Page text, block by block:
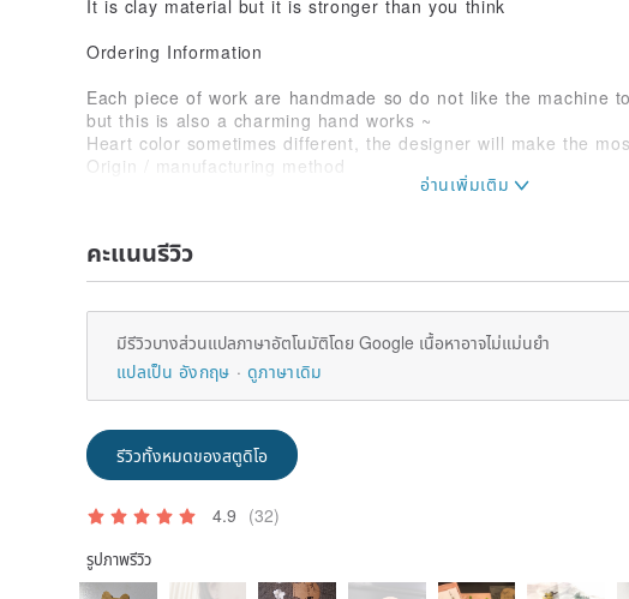
It is clay material but it is stronger than you think
Ordering Information
Each piece of work are handmade so do not like the machine
but this is also a charming hand works ~
Heart color sometimes different, the designer will make the
Origin / manufacturing method
คะแนนรีวิว
มีรีวิวบางส่วนแปลภาษาอัตโนมัติโดย Google เนื้อหาอาจไม่แม่นยำ
แปลเป็น อังกฤษ
ดูภาษาเดิม
รีวิวทั้งหมดของสตูดิโอ
4.9 (32)
รูปภาพรีวิว